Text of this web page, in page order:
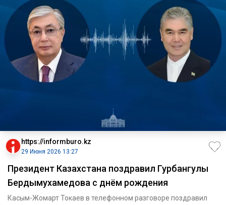
https://informburo.kz
29 Июня 2026 13:27
Президент Казахстана поздравил Гурбангулы
Бердымухамедова с днём рождения
Касым-Жомарт Токаев в телефонном разговоре поздравил